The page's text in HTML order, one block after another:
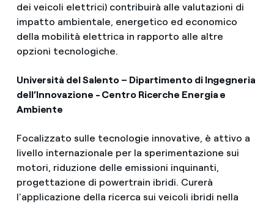
dei veicoli elettrici) contribuirà alle valutazioni di
impatto ambientale, energetico ed economico
della mobilità elettrica in rapporto alle altre
opzioni tecnologiche.
Università del Salento – Dipartimento di Ingegneria
dell’Innovazione - Centro Ricerche Energia e
Ambiente
Focalizzato sulle tecnologie innovative, è attivo a
livello internazionale per la sperimentazione sui
motori, riduzione delle emissioni inquinanti,
progettazione di powertrain ibridi. Curerà
l’applicazione della ricerca sui veicoli ibridi nella